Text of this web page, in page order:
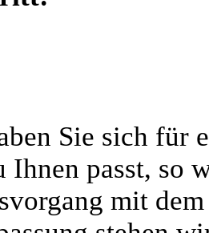
Sie sich für
Ihnen passt, so
mit